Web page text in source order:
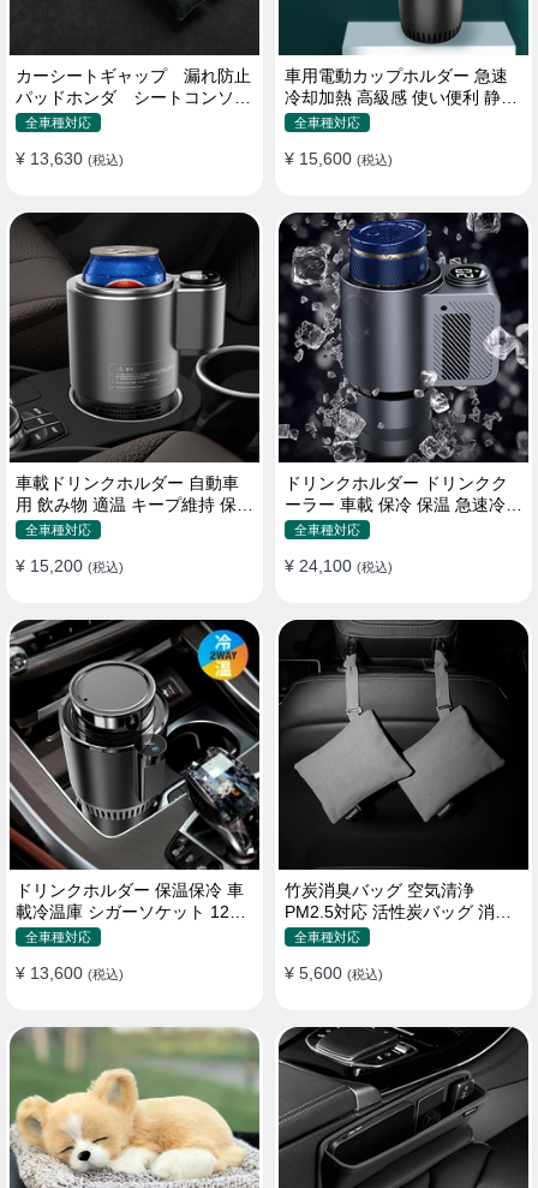
カーシートギャップ 漏れ防止
パッドホンダ シートコンソー
ル 隙間 クッション
全車種対応
¥ 13,630 (税込)
車用電動カップホルダー 急速
冷却加熱 高級感 使い便利 静音
収納 飲み物
全車種対応
¥ 15,600 (税込)
車載ドリンクホルダー 自動車
用 飲み物 適温 キープ維持 保温
冷機能付き
全車種対応
¥ 15,200 (税込)
ドリンクホルダー ドリンクク
ーラー 車載 保冷 保温 急速冷却
缶対応
全車種対応
¥ 24,100 (税込)
ドリンクホルダー 保温保冷 車
載冷温庫 シガーソケット 12V
車用 車中泊
全車種対応
¥ 13,600 (税込)
竹炭消臭バッグ 空気清浄
PM2.5対応 活性炭バッグ 消臭
車用 デオドラント 繰り返し使
全車種対応
¥ 5,600 (税込)